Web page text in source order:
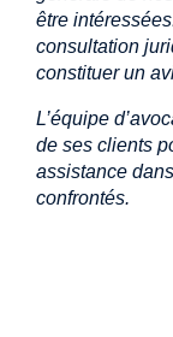
être
consultation
constituer un
L’équipe
de ses clients
assistance
confrontés.